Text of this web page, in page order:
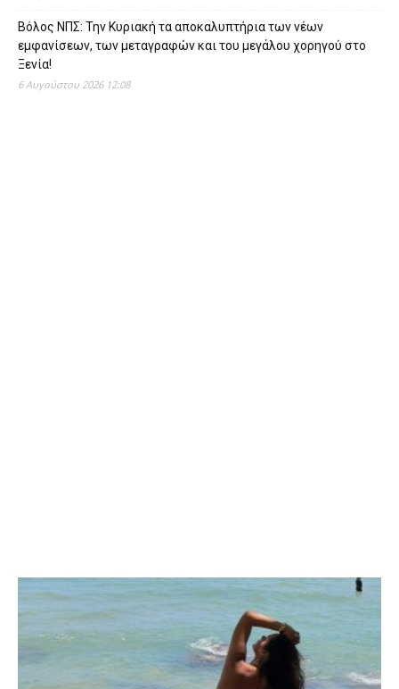
Βόλος ΝΠΣ: Την Κυριακή τα αποκαλυπτήρια των νέων
εμφανίσεων, των μεταγραφών και του μεγάλου χορηγού στο
Ξενία!
6 Αυγούστου 2026 12:08